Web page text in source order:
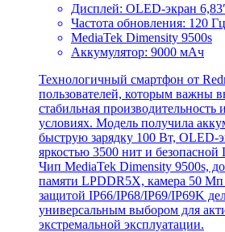
Дисплей: OLED-экран
Частота обновления: 120 Гц
MediaTek Dimensity 9500s
Аккумулятор: 9000 мАч
Технологичный смартфон от
пользователей, которым важны
стабильная
условиях. Модель получила
быструю зарядку 100 Вт, OLED-
яркостью 3500 нит и
Чип MediaTek Dimensity 9500s,
памяти LPDDR5X, камера 50 Мп
защитой IP66/IP68/IP69/IP69K
универсальным выбором для
экстремальной эксплуатации.